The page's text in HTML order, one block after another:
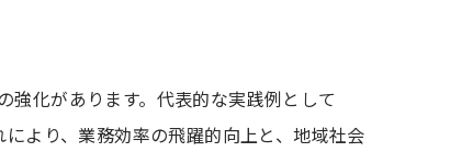
化があります。代表的な実践例として
より、業務効率の飛躍的向上と、地域社会